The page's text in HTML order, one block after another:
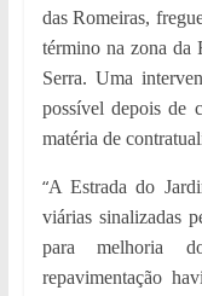
das Romeiras,
término na zona da
Serra. Uma
possível depois de
matéria de
“A Estrada do
viárias sinalizadas
para melhoria
repavimentação